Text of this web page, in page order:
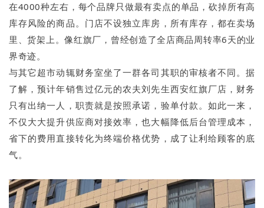
在4000种左右，每个品牌只做最有卖点的单品，砍掉所有高
库存风险的商品。门店不设独立库房，所有库存，都在卖场
里、货架上。像红旗厂，曾经创造了全店商品周转率6天的业
界奇迹。
与其它超市动辄财务室坐了一群各司其职的审核者不同。据
了解，预计年销售过亿元的农夫刘先生西安红旗厂店，财务
只有出纳一人，职责就是按照承诺，验单付款。如此一来，
不仅大大提升供应商对接效率，也大幅降低后台管理成本，
省下的费用直接转化为终端价格优势，成了让利给顾客的底
气。